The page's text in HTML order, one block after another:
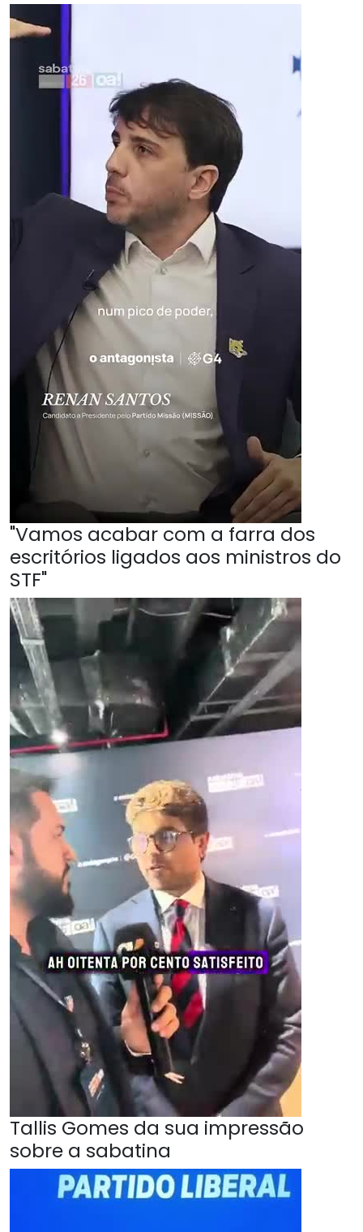
"Vamos acabar com a farra dos
escritórios ligados aos ministros do
STF"
Tallis Gomes da sua impressão
sobre a sabatina